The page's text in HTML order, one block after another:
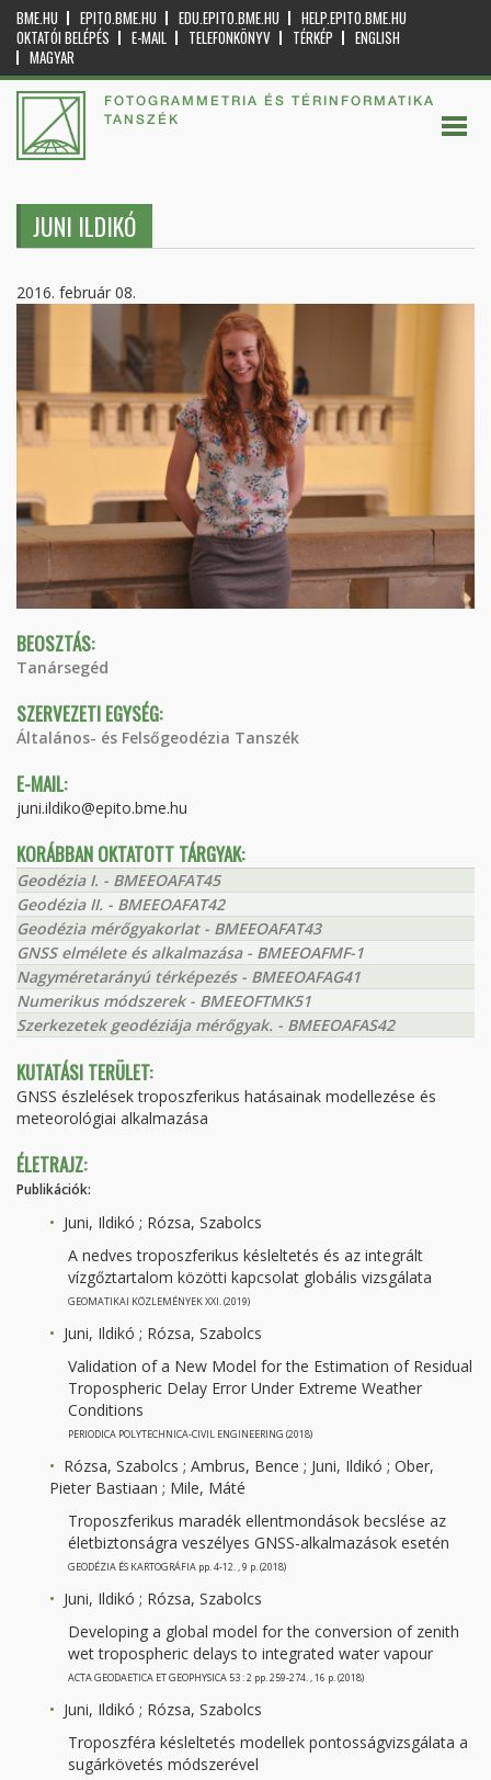
BME.HU EPITO.BME.HU EDU.EPITO.BME.HU
HELP.EPITO.BME.HU
OKTATÓI BELÉPÉS
E-MAIL TELEFONKÖNYV TÉRKÉP
ENGLISH
MAGYAR
FOTOGRAMMETRIA ÉS TÉRINFORMATIKA
TANSZÉK
JUNI ILDIKÓ
2016. február 08.
BEOSZTÁS:
Tanársegéd
SZERVEZETI EGYSÉG:
Általános- és Felsőgeodézia Tanszék
E-MAIL:
juni.ildiko@epito.bme.hu
KORÁBBAN OKTATOTT TÁRGYAK:
Geodézia I. - BMEEOAFAT45
Geodézia II. - BMEEOAFAT42
Geodézia mérőgyakorlat - BMEEOAFAT43
GNSS elmélete és alkalmazása - BMEEOAFMF-1
Nagyméretarányú térképezés - BMEEOAFAG41
Numerikus módszerek - BMEEOFTMK51
Szerkezetek geodéziája mérőgyak. - BMEEOAFAS42
KUTATÁSI TERÜLET:
GNSS észlelések troposzferikus hatásainak modellezése és
meteorológiai alkalmazása
ÉLETRAJZ:
Publikációk:
Juni, Ildikó ; Rózsa, Szabolcs
A nedves troposzferikus késleltetés és az integrált
vízgőztartalom közötti kapcsolat globális vizsgálata
GEOMATIKAI KÖZLEMÉNYEK XXI. (2019)
Juni, Ildikó ; Rózsa, Szabolcs
Validation of a New Model for the Estimation of Residual
Tropospheric Delay Error Under Extreme Weather
Conditions
PERIODICA POLYTECHNICA-CIVIL ENGINEERING (2018)
Rózsa, Szabolcs ; Ambrus, Bence ; Juni, Ildikó ; Ober,
Pieter Bastiaan ; Mile, Máté
Troposzferikus maradék ellentmondások becslése az
életbiztonságra veszélyes GNSS-alkalmazások esetén
GEODÉZIA ÉS KARTOGRÁFIA pp. 4-12. , 9 p. (2018)
Juni, Ildikó ; Rózsa, Szabolcs
Developing a global model for the conversion of zenith
wet tropospheric delays to integrated water vapour
ACTA GEODAETICA ET GEOPHYSICA 53 : 2 pp. 259-274. , 16 p. (2018)
Juni, Ildikó ; Rózsa, Szabolcs
Troposzféra késleltetés modellek pontosságvizsgálata a
sugárkövetés módszerével